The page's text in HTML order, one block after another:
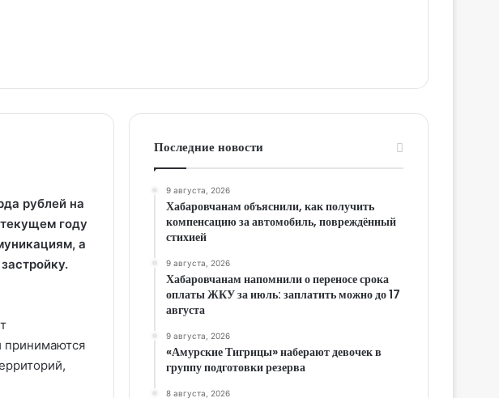
рублей на
году
а
принимаются
Последние новости
9 августа, 2026
Хабаровчанам объяснили, как получить
компенсацию за автомобиль, повреждённый
стихией
9 августа, 2026
Хабаровчанам напомнили о переносе срока
оплаты ЖКУ за июль: заплатить можно до 17
августа
9 августа, 2026
«Амурские Тигрицы» наберают девочек в
группу подготовки резерва
8 августа, 2026